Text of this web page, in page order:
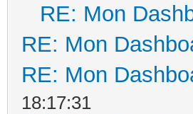
RE: Mon
RE: Mon
RE: Mon
18:17:31